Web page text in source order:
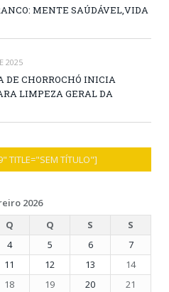
MENTE SAÚDÁVEL,VIDA
2025
DE CHORROCHÓ INICIA
LIMPEZA GERAL DA
TITLE="SEM TÍTULO"]
2026
Q Q S
S
4 5 6
7
11 12 13
14
18 19 20
21